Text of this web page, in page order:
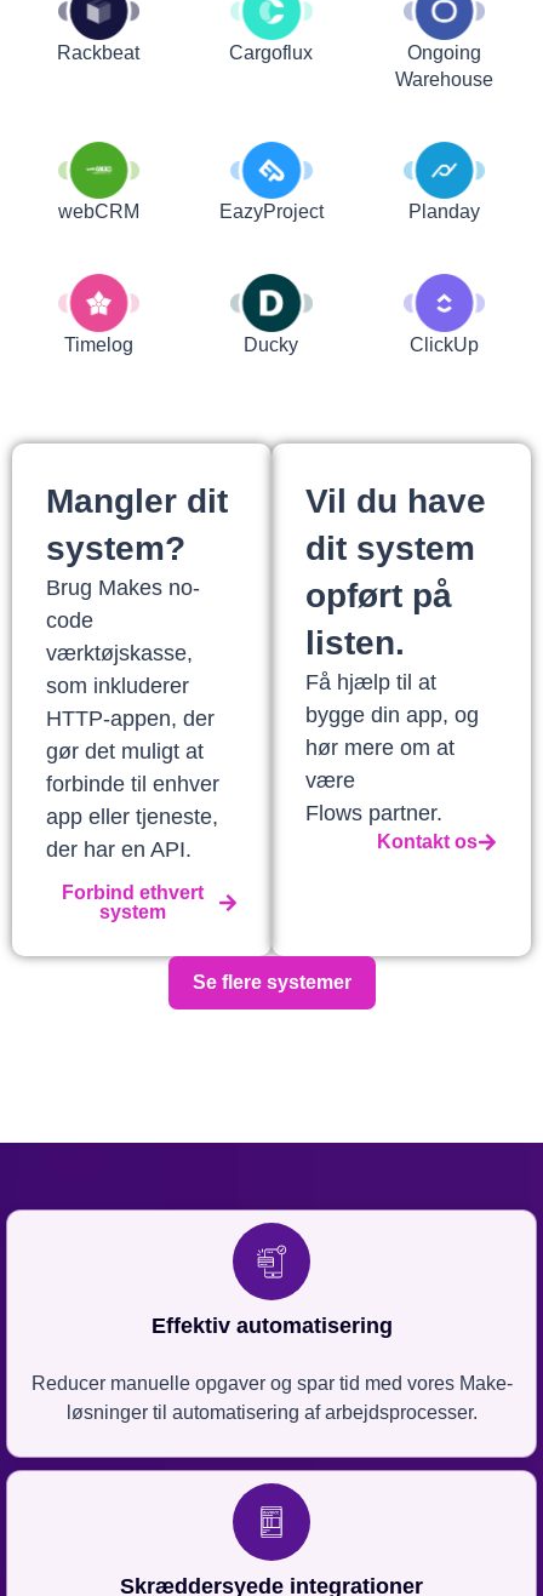
Rackbeat Cargoflux
Ongoing
Warehouse
webCRM EazyProject Planday
Timelog Ducky ClickUp
Mangler dit
system?
Brug Makes no-
code
værktøjskasse,
som inkluderer
HTTP-appen, der
gør det muligt at
forbinde til enhver
app eller tjeneste,
der har en API.
Forbind ethvert
system
Vil du have
dit system
opført på
listen.
Få hjælp til at
bygge din app, og
hør mere om at
være
Flows partner.
Kontakt os
Se flere systemer
Effektiv automatisering
Reducer manuelle opgaver og spar tid med vores Make-
løsninger til automatisering af arbejdsprocesser.
Skræddersyede integrationer